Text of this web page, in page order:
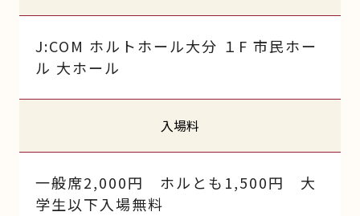
J:COM ホルトホール大分 １F 市民ホー
ル 大ホール
入場料
一般席2,000円 ホルとも1,500円 大
学生以下入場無料